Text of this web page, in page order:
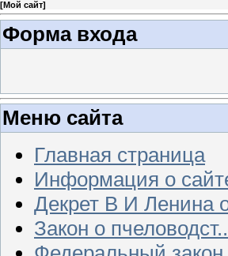
[Мой сайт]
Форма входа
Меню сайта
Главная страница
Информация о
Декрет В И Ленина
Закон о